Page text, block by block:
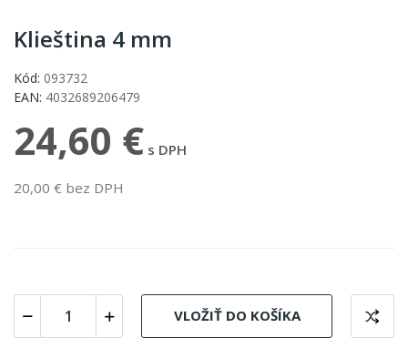
Klieština 4 mm
Kód: 093732
EAN: 4032689206479
24,60 € s DPH
20,00 € bez DPH
VLOŽIŤ DO KOŠÍKA